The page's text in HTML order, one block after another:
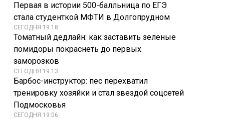
Стартовали тайные
переговоры по
урегулированию
намеревался
нанести
Первая в истории 500-балльница по ЕГЭ
стала студенткой МФТИ в Долгопрудном
СЕГОДНЯ 19:18
Томатный дедлайн: как заставить зеленые
помидоры покраснеть до первых
заморозков
СЕГОДНЯ 19:13
Барбос-инструктор: пес перехватил
тренировку хозяйки и стал звездой соцсетей
Подмосковья
СЕГОДНЯ 19:06